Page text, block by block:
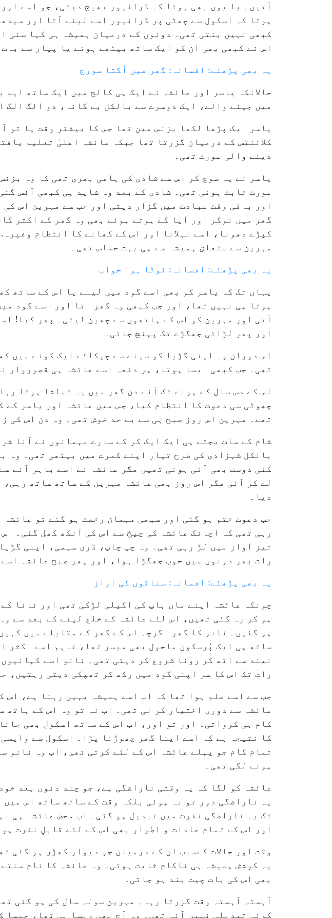
آتیں۔ یا یوں بھی ہوتا کہ ڈرائیور بھیج دیتی، جو اسے
ہوتا کہ اسکول سے چھٹی پر ڈرائیور اسے لینے آتا اور
کبھی نہیں بنتی تھی۔ دونوں کے درمیان ہمیشہ ہی کہا سنی
اس نے کبھی بھی ان کو ایک ساتھ بیٹھے ہوئے یا پیار سے بات
یہ بھی پڑھئے: افسانہ: گھر میں اُگتا سورج
حالانکہ یاسر اور عائشہ نے ایک ہی کالج میں ایک ساتھ
میں جینے والے، ایک دوسرے سے بالکل بے گانہ، دو الگ الگ
یاسر ایک پڑھا لکھا بزنس مین تھا جس کا بیشتر وقت یا تو
کلائنٹس کے درمیان گزرتا تھا جبکہ عائشہ اعلیٰ تعلیم
دینے والی عورت تھی۔
یاسر نے یہ سوچ کر اس سے شادی کی ہامی بھری تھی کہ وہ
عورت ثابت ہوئی تھی۔ شادی کے بعد وہ شاید ہی کبھی آفس
اور باقی وقت عبادت میں گزار دیتی اور جب سے مہرین اس
گھر میں نوکر اور آیا کے ہوتے ہوئے بھی وہ گھر کے اکثر
کپڑے دھونا، اسے نہلانا اور اس کے کھانے کا انتظام
مہرین سے متعلق ہمیشہ سے ہی بہت حساس تھی۔
یہ بھی پڑھئے: افسانہ: ٹوٹا ہوا خواب
یہاں تک کہ یاسر کو بھی اسے گود میں لینے یا اس کے ساتھ
ہوتا ہی نہیں تھا، اور جب کبھی وہ گھر آتا اور اسے گود
آتی اور مہرین کو اس کے ہاتھوں سے چھین لیتی۔ پھر کیا!
اور پھر لڑائی جھگڑے تک پہنچ جاتی۔
اس دوران وہ اپنی گڑیا کو سینے سے چپکائے ایک کونے میں
تھی۔ جب کبھی ایسا ہوتا، ہر دفعہ اسے عائشہ ہی قصوروار
اس کے دس سال کے ہونے تک آئے دن گھر میں یہ تماشا ہوتا
چھوٹی سی دعوت کا انتظام کیا، جس میں عائشہ اور یاسر
تھے۔ مہرین اس روز صبح ہی سے بے حد خوش تھی۔ وہ دن اس کی
شام کے سات بجتے ہی ایک ایک کر کے سارے مہمانوں نے آنا
بالکل شہزادی کی طرح تیار اپنے کمرے میں بیٹھی تھی۔ وہ
کئی دوست بھی آئی ہوئی تھیں مگر عائشہ نے اسے باہر آنے
لے کر آئی مگر اس روز بھی عائشہ مہرین کے ساتھ ساتھ
دیا۔
جب دعوت ختم ہو گئی اور سبھی مہمان رخصت ہو گئے تو عائشہ
رہی تھی کہ اچانک عائشہ کی چیخ سے اس کی آنکھ کھل گئی۔
تیز آواز میں لڑ رہی تھی۔ وہ چپ چاپ، ڈری سہمی، اپنی
رات بھر دونوں میں خوب جھگڑا ہوا، اور پھر صبح عائشہ
یہ بھی پڑھئے: افسانہ: سناٹوں کی آواز
چونکہ عائشہ اپنے ماں باپ کی اکیلی لڑکی تھی اور نانا
ہو کر رہ گئی تھیں، اس لئے عائشہ کے خلع لینے کے بعد سے
ہو گئیں۔ نانو کا گھر اگرچہ اس کے گھر کے مقابلے میں
ساتھ ہی ایک پُرسکون ماحول بھی میسر تھا، تاہم اسے اکثر
نیند سے اٹھ کر رونا شروع کر دیتی تھی۔ نانو اسے کہانیوں
رات تک اس کا سر اپنی گود میں رکھ کر تھپکی دیتی رہتیں،
جب سے اسے علم ہوا تھا کہ اب اسے ہمیشہ یہیں رہنا ہے،
عائشہ سے دوری اختیار کر لی تھی۔ اب نہ تو وہ اس کے
کام ہی کرواتی۔ اور تو اور، اب اس کے ساتھ اسکول بھی
کا نتیجہ ہے کہ اسے اپنا گھر چھوڑنا پڑا۔ اسکول سے
تمام کام جو پہلے عائشہ اس کے لئے کرتی تھی، اب وہ نانو
ہونے لگی تھی۔
عائشہ کو لگا کہ یہ وقتی ناراضگی ہے، جو چند دنوں بعد
یہ ناراضگی دور تو نہ ہوئی بلکہ وقت کے ساتھ ساتھ اس
تک یہ ناراضگی نفرت میں تبدیل ہو گئی۔ اب محض عائشہ ہی
اور اس کے تمام عادات و اطوار بھی اس کے لئے قابلِ نفرت ہو
وقت اور حالات کےسبب ان کے درمیان جو دیوار کھڑی ہو گئی
یہ کوشش ہمیشہ ہی ناکام ثابت ہوئی۔ وہ عائشہ کا نام
بھی اس کی بات چیت بند ہو جاتی۔
آہستہ آہستہ وقت گزرتا رہا۔ مہرین سولہ سال کی ہو گئی
کوئی تبدیلی نہیں آئی تھی۔ وہ آج بھی ویسا ہی تھا، جیسا